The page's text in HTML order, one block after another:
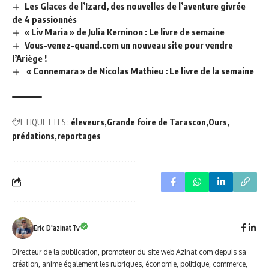
Les Glaces de l’Izard, des nouvelles de l’aventure givrée
de 4 passionnés
« Liv Maria » de Julia Kerninon : Le livre de semaine
Vous-venez-quand.com un nouveau site pour vendre
l’Ariège !
« Connemara » de Nicolas Mathieu : Le livre de la semaine
ETIQUETTES : éleveurs Grande foire de Tarascon Ours
prédations reportages
Eric D'azinatTv
Directeur de la publication, promoteur du site web Azinat.com depuis sa
création, anime également les rubriques, économie, politique, commerce,